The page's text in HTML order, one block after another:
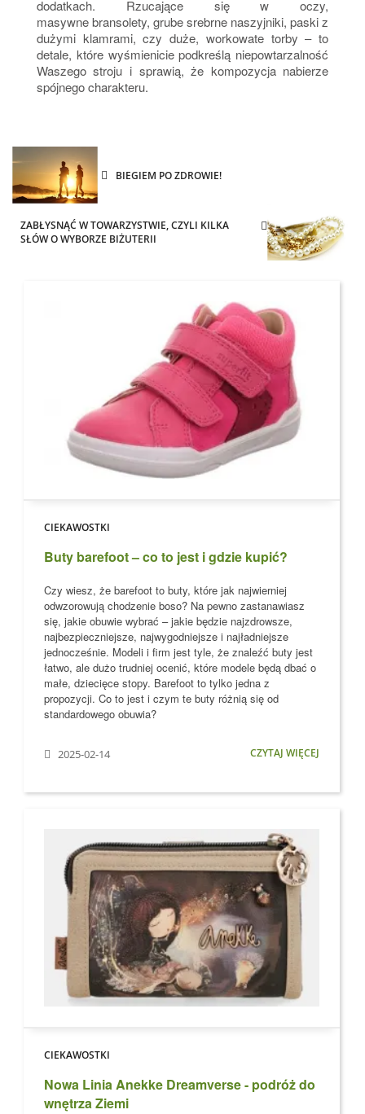
dodatkach. Rzucające się w oczy,
masywne bransolety, grube srebrne naszyjniki, paski z
dużymi klamrami, czy duże, workowate torby – to
detale, które wyśmienicie podkreślą niepowtarzalność
Waszego stroju i sprawią, że kompozycja nabierze
spójnego charakteru.
BIEGIEM PO ZDROWIE!
ZABŁYSNĄĆ W TOWARZYSTWIE, CZYLI KILKA
SŁÓW O WYBORZE BIŻUTERII
CIEKAWOSTKI
Buty barefoot – co to jest i gdzie kupić?
Czy wiesz, że barefoot to buty, które jak najwierniej
odwzorowują chodzenie boso? Na pewno zastanawiasz
się, jakie obuwie wybrać – jakie będzie najzdrowsze,
najbezpieczniejsze, najwygodniejsze i najładniejsze
jednocześnie. Modeli i firm jest tyle, że znaleźć buty jest
łatwo, ale dużo trudniej ocenić, które modele będą dbać o
małe, dziecięce stopy. Barefoot to tylko jedna z
propozycji. Co to jest i czym te buty różnią się od
standardowego obuwia?
2025-02-14 CZYTAJ WIĘCEJ
CIEKAWOSTKI
Nowa Linia Anekke Dreamverse - podróż do
wnętrza Ziemi